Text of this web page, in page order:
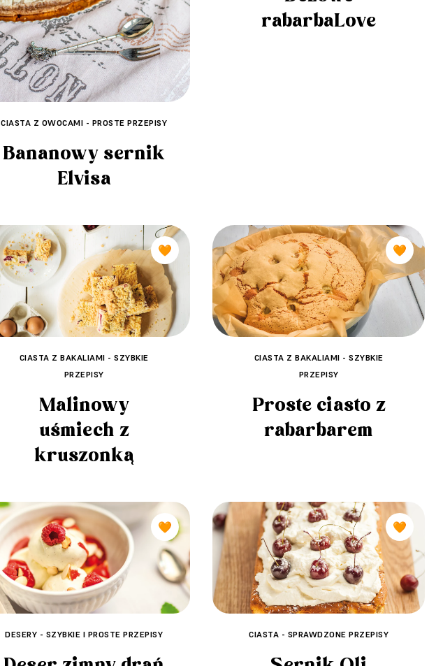
CIASTA Z OWOCAMI - PROSTE PRZEPISY
Bananowy sernik
Elvisa
rabarbaLove
🧡
CIASTA Z BAKALIAMI - SZYBKIE
PRZEPISY
Malinowy
uśmiech z
kruszonką
🧡
CIASTA Z BAKALIAMI - SZYBKIE
PRZEPISY
Proste ciasto z
rabarbarem
🧡
DESERY - SZYBKIE I PROSTE PRZEPISY
🧡
CIASTA - SPRAWDZONE PRZEPISY